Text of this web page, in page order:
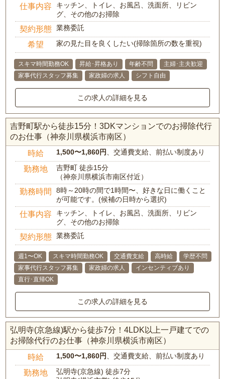
仕事内容
キッチン、トイレ、お風呂、洗面所、リビン
グ、その他のお掃除
契約形態 業務委託
希望 家の見た目を良くしたい(掃除箇所の数を重視)
スキマ時間勤務OK 昇給･昇格あり 年齢不問
主婦･主夫歓迎
家事代行スタッフ募集
家政婦の求人 シフト自由
この求人の詳細を見る
吉野町駅から徒歩15分！3DKマンションでのお掃除代行
のお仕事（神奈川県横浜市南区）
時給 1,500〜1,860円 、交通費支給、前払い制度あり
勤務地
吉野町 徒歩15分
（神奈川県横浜市南区付近）
勤務時間
8時～20時の間で1時間〜、好きな日に働くこと
が可能です。(候補の日時から選択)
仕事内容
キッチン、トイレ、お風呂、洗面所、リビン
グ、その他のお掃除
契約形態 業務委託
週1〜OK スキマ時間勤務OK 交通費支給 高時給
学歴不問
家事代行スタッフ募集
家政婦の求人
インセンティブあり
直行･直帰OK
この求人の詳細を見る
弘明寺(京急線)駅から徒歩7分！4LDK以上一戸建てでの
お掃除代行のお仕事（神奈川県横浜市南区）
時給 1,500〜1,860円 、交通費支給、前払い制度あり
勤務地
弘明寺(京急線) 徒歩7分